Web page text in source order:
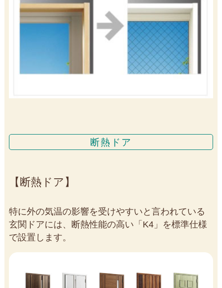
断熱ドア
断熱ドア
特に外の気温の影響を受けやすいと言われている
玄関ドアには、断熱性能の高い「K4」を標準仕様
で設置します。